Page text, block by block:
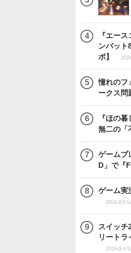
『エー
ンバット
ポ】
憧れのフ
ークス問
『ほの
無二の「
ゲームプ
D」で『
ゲーム実
2026.8.8
スイッチ
リートラ
2026.8.4